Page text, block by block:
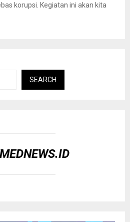
korupsi. Kegiatan ini akan kita
SEARCH